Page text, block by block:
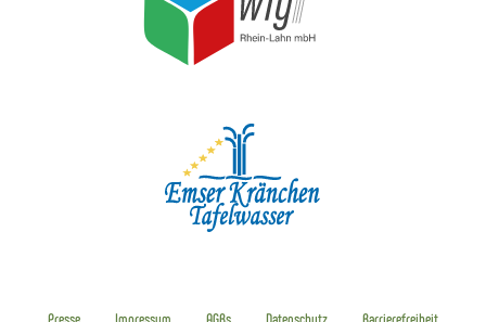
Presse Impressum AGBs Datenschutz Barrierefreiheit